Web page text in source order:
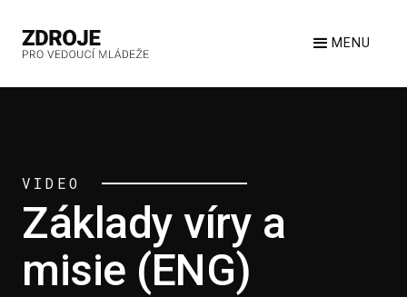
MENU
VIDEO
Základy víry a
misie (ENG)